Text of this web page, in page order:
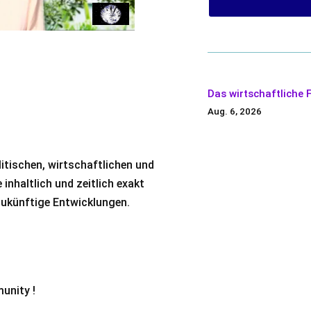
wirtschaftlichen und
inhaltlich und zeitlich exakt
Entwicklungen.
!
Das wirtschaftliche
Aug. 6, 2026